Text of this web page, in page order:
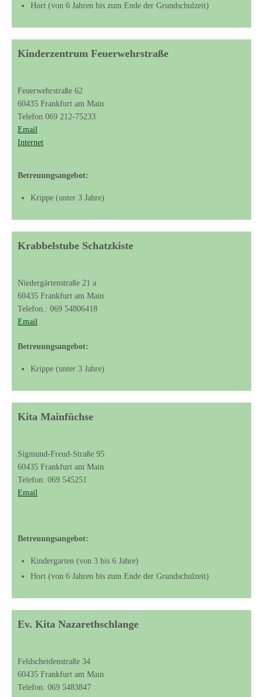
Hort (von 6 Jahren bis zum Ende der Grundschulzeit)
Kinderzentrum Feuerwehrstraße
Feuerwehrstraße 62
60435 Frankfurt am Main
Telefon 069 212-75233
Email
Internet
Betreuungsangebot:
Krippe (unter 3 Jahre)
Krabbelstube Schatzkiste
Niedergärtenstraße 21 a
60435 Frankfurt am Main
Telefon.: 069 54806418
Email
Betreuungsangebot:
Krippe (unter 3 Jahre)
Kita Mainfüchse
Sigmund-Freud-Straße 95
60435 Frankfurt am Main
Telefon: 069 545251
Email
Betreuungsangebot:
Kindergarten (von 3 bis 6 Jahre)
Hort (von 6 Jahren bis zum Ende der Grundschulzeit)
Ev. Kita Nazarethschlange
Feldscheidenstraße 34
60435 Frankfurt am Main
Telefon: 069 5483847